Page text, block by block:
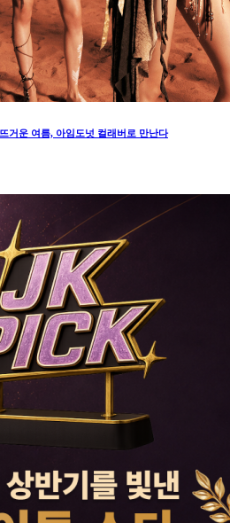
거운 여름, 아임도넛 컬래버로 만난다